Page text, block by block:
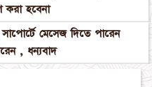
করা হবেনা
মেসেজ দিতে পারেন
, ধন্যবাদ